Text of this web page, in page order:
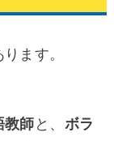
ます。
教師 と、 ボラ